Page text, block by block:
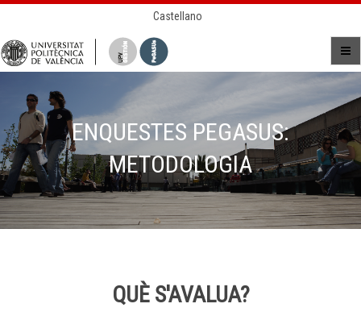
Castellano
ENQUESTES PEGASUS:
METODOLOGIA
QUÈ S'AVALUA?